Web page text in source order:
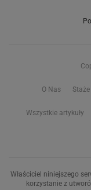
O Nas
Wszystkie artykuły
Właściciel niniejszego
korzystanie z